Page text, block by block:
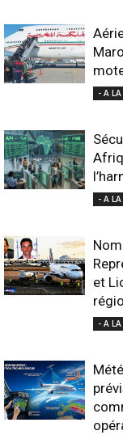
- A LA
- A LA
et
- A LA